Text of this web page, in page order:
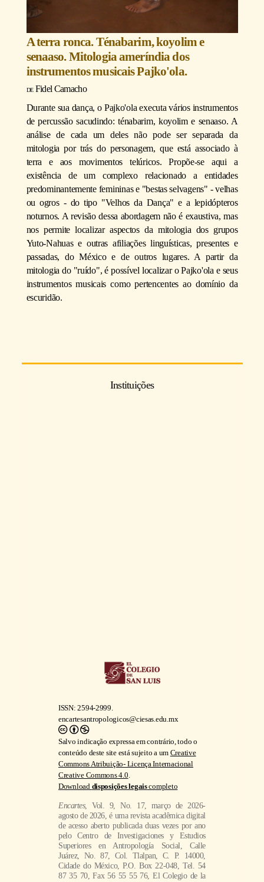
A terra ronca. Ténabarim, koyolim e
senaaso. Mitologia ameríndia dos
instrumentos musicais Pajko'ola.
Fidel Camacho
Durante sua dança, o Pajko'ola executa vários instrumentos
de percussão sacudindo: ténabarim, koyolim e senaaso. A
análise de cada um deles não pode ser separada da
mitologia por trás do personagem, que está associado à
terra e aos movimentos telúricos. Propõe-se aqui a
existência de um complexo relacionado a entidades
predominantemente femininas e "bestas selvagens" - velhas
ou ogros - do tipo "Velhos da Dança" e a lepidópteros
noturnos. A revisão dessa abordagem não é exaustiva, mas
nos permite localizar aspectos da mitologia dos grupos
Yuto-Nahuas e outras afiliações linguísticas, presentes e
passadas, do México e de outros lugares. A partir da
mitologia do "ruído", é possível localizar o Pajko'ola e seus
instrumentos musicais como pertencentes ao domínio da
escuridão.
Instituições
disposições legaiscompleto
de acesso aberto publicada duas vezes por ano
pelo Centro de Investigaciones y Estudios
Superiores en Antropología Social, Calle
Juárez, No. 87, Col. Tlalpan, C. P. 14000,
Cidade do México, P.O. Box 22-048, Tel. 54
87 35 70, Fax 56 55 55 76, El Colegio de la
Frontera Norte Norte, A. C.., Carretera
Escénica Tijuana-Ensenada km 18,5, San
Antonio del Mar, núm. 22560, Tijuana, Baja
Instituto Tecnológico y de Estudios Superiores
de Occidente, A.C., Periférico Sur Manuel
Gómez Morin, núm. 8585, Tlaquepaque,
Jalisco, tel. (33) 3669 3434, e El Colegio de
San Luís, A. C., Parque de Macul, núm. 155,
Fracc. Colinas del Parque, San Luis Potosi,
México, tel. (444) 811 01 01. Contato:
encartesantropologicos@ciesas.edu.mx.